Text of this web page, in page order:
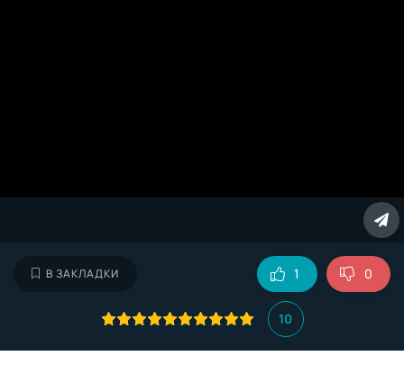
В ЗАКЛАДКИ
10
1 0